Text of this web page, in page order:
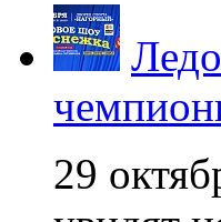
29